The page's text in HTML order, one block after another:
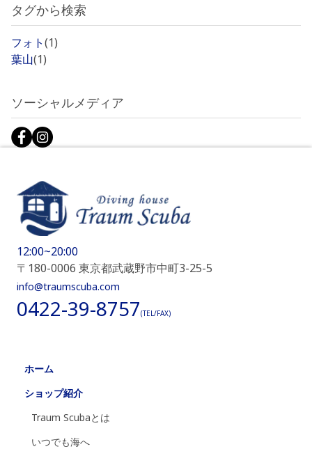
タグから検索
フォト(1)
葉山(1)
ソーシャルメディア
12:00~20:00
〒180-0006 東京都武蔵野市中町3-25-5
info@traumscuba.com
0422-39-8757(TEL/FAX)
ホーム
ショップ紹介
Traum Scubaとは
いつでも海へ